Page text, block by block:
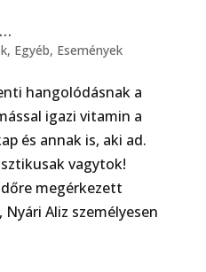
, Egyéb, Események
hangolódásnak a
igazi vitamin a
és annak is, aki ad.
vagytok!
megérkezett
Aliz személyesen